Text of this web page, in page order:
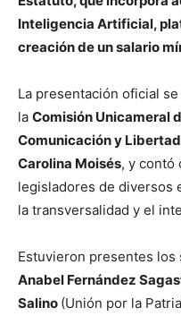
Inteligencia Artificial,
creación de un salario
La presentación oficial
la Comisión Unicameral
Comunicación y
Carolina Moisés, y contó
legisladores de diversos
la transversalidad y el
Estuvieron presentes los
Anabel Fernández
Salino (Unión por la